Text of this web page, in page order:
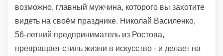
возможно, главный мужчина, которого вы захотите
видеть на своём празднике. Николай Василенко,
56-летний предприниматель из Ростова,
превращает стиль жизни в искусство - и делает на